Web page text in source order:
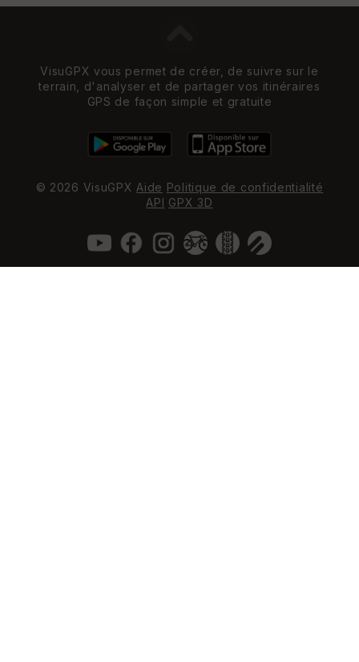
VisuGPX vous permet de créer, de suivre sur le
terrain, d'analyser et de partager vos itinéraires
GPS de façon simple et gratuite
© 2026 VisuGPX Aide Politique de confidentialité
API GPX 3D